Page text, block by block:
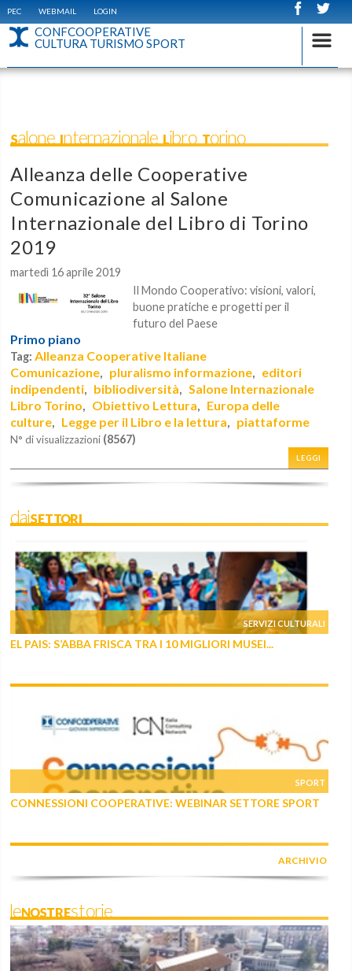
PEC WEBMAIL LOGIN
CONFCOOPERATIVE
CULTURA TURISMO SPORT
Salone Internazionale Libro Torino
Alleanza delle Cooperative
Comunicazione al Salone
Internazionale del Libro di Torino
2019
martedì 16 aprile 2019
Il Mondo Cooperativo: visioni, valori,
buone pratiche e progetti per il
futuro del Paese
Primo piano
Tag:Alleanza Cooperative Italiane
Comunicazione, pluralismo informazione, editori
indipendenti, bibliodiversità,Salone Internazionale
Libro Torino, Obiettivo Lettura, Europa delle
culture, Legge per il Libro e la lettura, piattaforme
N° di visualizzazioni (8567)
LEGGI
daiSETTORI
SERVIZI CULTURALI
EL PAIS: S’ABBA FRISCA TRA I 10 MIGLIORI MUSEI...
SPORT
CONNESSIONI COOPERATIVE: WEBINAR SETTORE SPORT
ARCHIVIO
leNOSTREstorie